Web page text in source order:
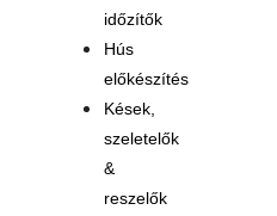
időzítők
Hús
előkészítés
Kések,
szeletelők
&
reszelők